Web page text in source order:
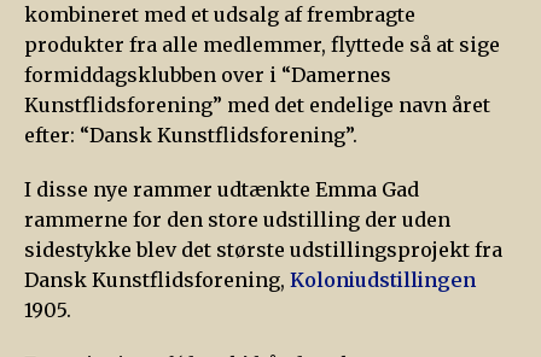
kombineret med et udsalg af frembragte
produkter fra alle medlemmer, flyttede så at sige
formiddagsklubben over i “Damernes
Kunstflidsforening” med det endelige navn året
efter: “Dansk Kunstflidsforening”.
I disse nye rammer udtænkte Emma Gad
rammerne for den store udstilling der uden
sidestykke blev det største udstillingsprojekt fra
Dansk Kunstflidsforening, Koloniudstillingen
1905.